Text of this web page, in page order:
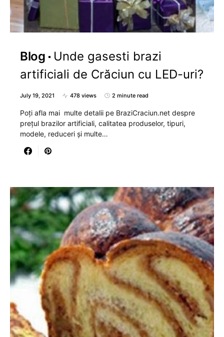
Blog
Unde gasesti brazi
artificiali de Crăciun cu LED-uri?
July 19, 2021 478 views 2 minute read
Poți afla mai multe detalii pe BraziCraciun.net despre
prețul brazilor artificiali, calitatea produselor, tipuri,
modele, reduceri și multe…